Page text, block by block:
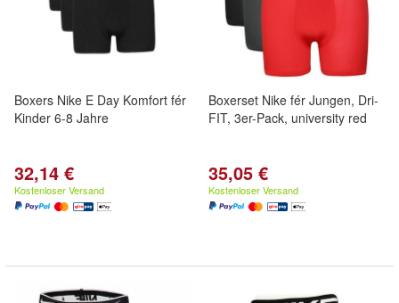
Boxers Nike E Day Komfort fér
Kinder 6-8 Jahre
32,14 €
Kostenloser Versand
Boxerset Nike fér Jungen, Dri-
FIT, 3er-Pack, university red
35,05 €
Kostenloser Versand